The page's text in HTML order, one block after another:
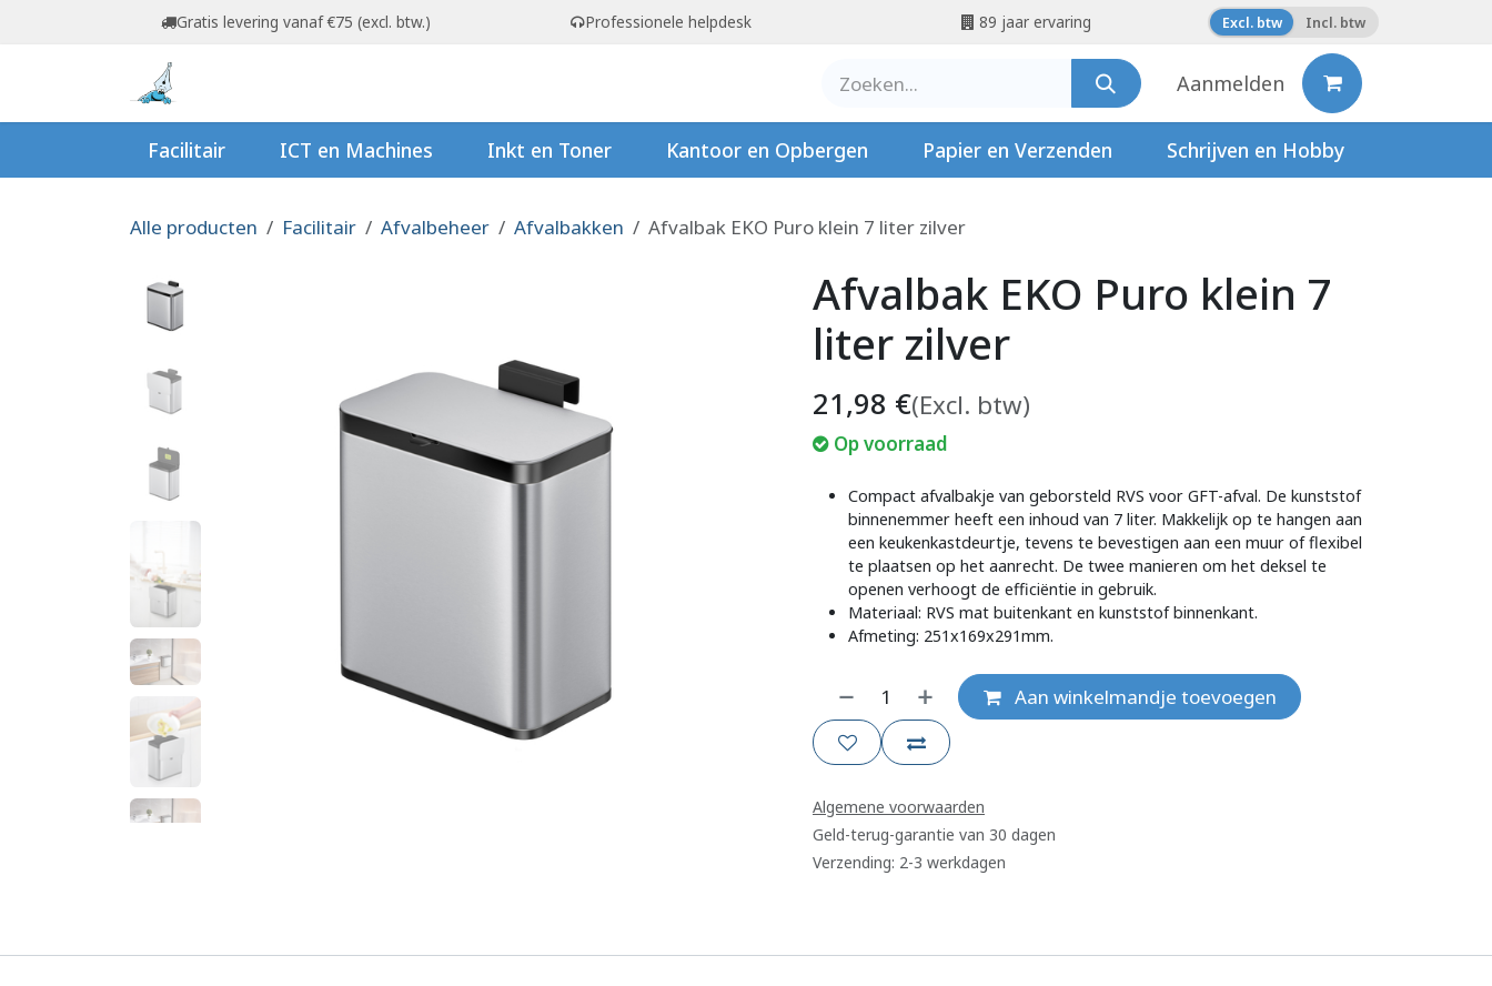
Overslaan naar inhoudGratis levering vanaf €75 (excl. btw.) Professionele helpdesk 89 jaar ervaring Excl. btw Incl. btw
Aanmelden
Facilitair ICT en Machines Inkt en Toner Kantoor en Opbergen Papier en Verzenden Schrijven en Hobby
Alle producten Facilitair Afvalbeheer Afvalbakken Afvalbak EKO Puro klein 7 liter zilver
Afvalbak EKO Puro klein 7
liter zilver
21,98 €(Excl. btw)
Op voorraad
Compact afvalbakje van geborsteld RVS voor GFT-afval. De kunststof
binnenemmer heeft een inhoud van 7 liter. Makkelijk op te hangen aan
een keukenkastdeurtje, tevens te bevestigen aan een muur of flexibel
te plaatsen op het aanrecht. De twee manieren om het deksel te
openen verhoogt de efficiëntie in gebruik.
Materiaal: RVS mat buitenkant en kunststof binnenkant.
Afmeting: 251x169x291mm.
Aan winkelmandje toevoegen
Algemene voorwaarden
Geld-terug-garantie van 30 dagen
Verzending: 2-3 werkdagen